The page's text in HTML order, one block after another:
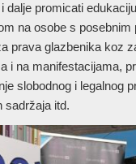
dalje promicati
na osobe s posebnim
prava glazbenika koz
i na manifestacijama,
slobodnog i legalnog
sadržaja itd.